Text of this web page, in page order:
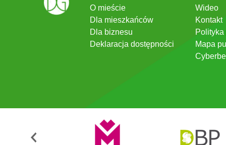
O mieście
Dla mieszkańców
Dla biznesu
Deklaracja dostępności
Wideo
Kontakt
Mapa